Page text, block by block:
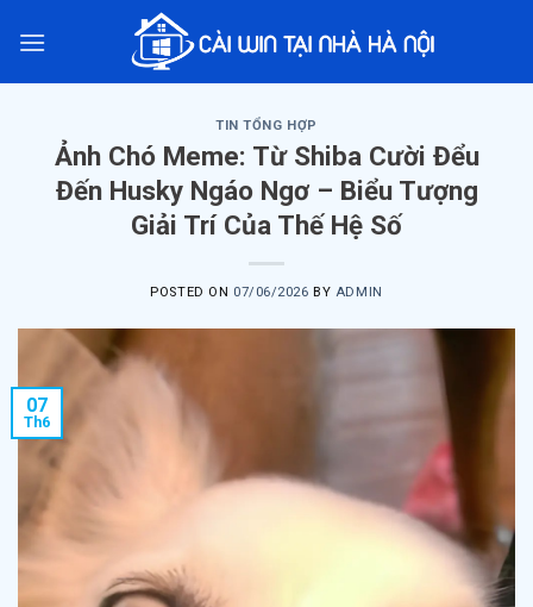
TIN TỔNG HỢP
Ảnh Chó Meme: Từ Shiba Cười Đểu
Đến Husky Ngáo Ngơ – Biểu Tượng
Giải Trí Của Thế Hệ Số
POSTED ON 07/06/2026 BY ADMIN
07
Th6